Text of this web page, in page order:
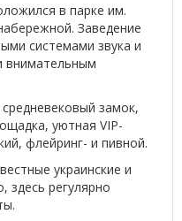
в парке им.
Заведение
системами звука и
внимательным
замок,
уютная VIP-
флейринг- и пивной.
украинские и
здесь регулярно